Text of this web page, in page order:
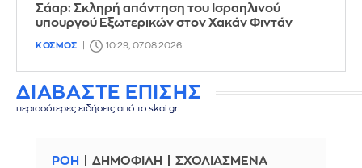
Σάαρ: Σκληρή απάντηση του Ισραηλινού
υπουργού Εξωτερικών στον Χακάν Φιντάν
ΚΟΣΜΟΣ 10:29, 07.08.2026
ΔΙΑΒΑΣΤΕ ΕΠΙΣΗΣ
περισσότερες ειδήσεις από το skai.gr
ΡΟΗ ΔΗΜΟΦΙΛΗ ΣΧΟΛΙΑΣΜΕΝΑ